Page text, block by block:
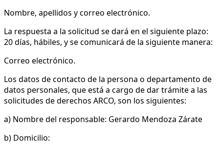
Nombre, apellidos y correo electrónico.
La respuesta a la solicitud se dará en el siguiente plazo:
20 días, hábiles, y se comunicará de la siguiente manera:
Correo electrónico.
Los datos de contacto de la persona o departamento de
datos personales, que está a cargo de dar trámite a las
solicitudes de derechos ARCO, son los siguientes:
a) Nombre del responsable: Gerardo Mendoza Zárate
b) Domicilio: